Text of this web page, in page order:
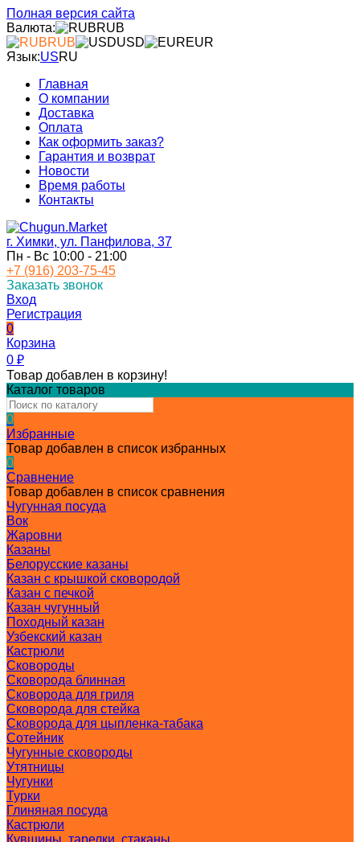
Полная версия сайта
Валюта:
RUB
RUB
USD
EUR
Язык:USRU
Главная
О компании
Доставка
Оплата
Как оформить заказ?
Гарантия и возврат
Новости
Время работы
Контакты
г. Химки, ул. Панфилова, 37
Пн - Вс 10:00 - 21:00
+7 (916) 203-75-45
Заказать звонок
Вход
Регистрация
0
Корзина
0 ₽
Товар добавлен в корзину!
Каталог товаров
0
Избранные
Товар добавлен в список избранных
0
Сравнение
Товар добавлен в список сравнения
Чугунная посуда
Вок
Жаровни
Казаны
Белорусские казаны
Казан с крышкой сковородой
Казан с печкой
Казан чугунный
Походный казан
Узбекский казан
Кастрюли
Сковороды
Сковорода блинная
Сковорода для гриля
Сковорода для стейка
Сковорода для цыпленка-табака
Сотейник
Чугунные сковороды
Утятницы
Чугунки
Турки
Глиняная посуда
Кастрюли
Кувшины, тарелки, стаканы